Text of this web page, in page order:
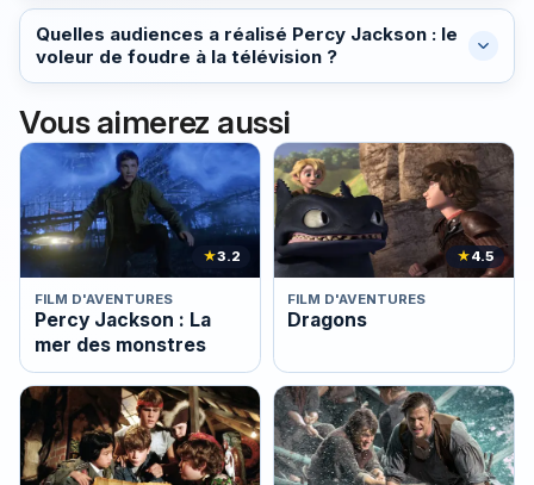
Quelles audiences a réalisé Percy Jackson : le
voleur de foudre à la télévision ?
Vous aimerez aussi
★3.2
FILM D'AVENTURES
Percy Jackson : La
mer des monstres
★4.5
FILM D'AVENTURES
Dragons